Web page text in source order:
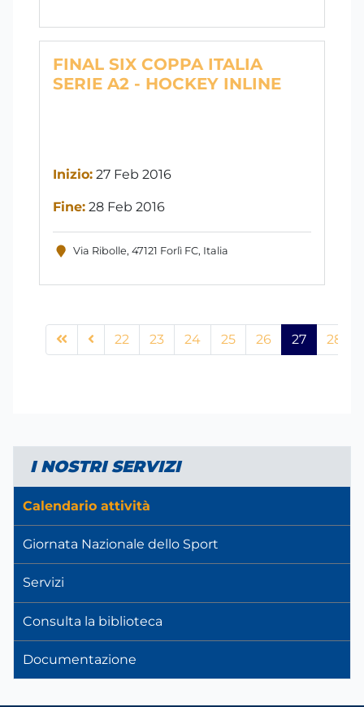
FINAL SIX COPPA ITALIA
SERIE A2 - HOCKEY INLINE
Inizio: 27 Feb 2016
Fine: 28 Feb 2016
Via Ribolle, 47121 Forlì FC, Italia
22 23 24 25 26 27 28
I NOSTRI SERVIZI
Calendario attività
Giornata Nazionale dello Sport
Servizi
Consulta la biblioteca
Documentazione